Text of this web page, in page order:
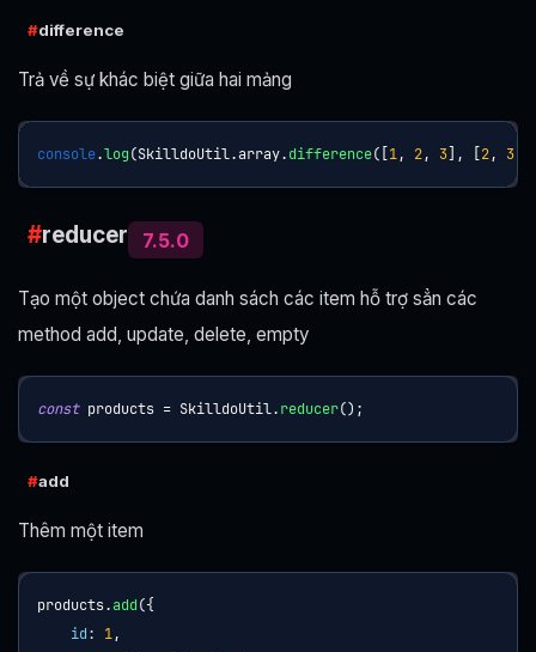
difference
Trả về sự khác biệt giữa hai mảng
console.log(SkilldoUtil.array.difference( 1, 2, 3 , 2, 3
reducer 7.5.0
Tạo một object chứa danh sách các item hỗ trợ sẳn các
method add, update, delete, empty
const products = SkilldoUtil.reducer() ;
add
Thêm một item
products.add({
id: 1,